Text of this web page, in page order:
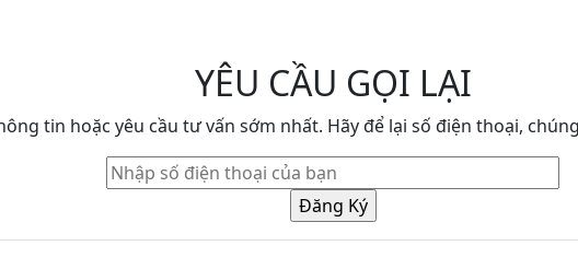
YÊU CẦU GỌI LẠI
tin hoặc yêu cầu tư vấn sớm nhất. Hãy để lại số điện thoại,